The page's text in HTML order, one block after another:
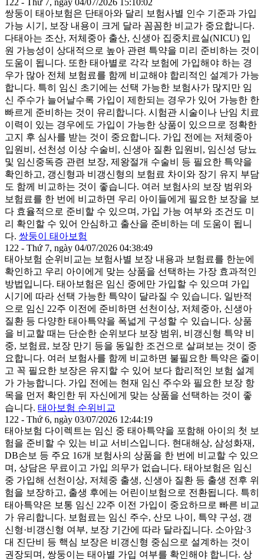
쌍둥이 태아보험은 단태아와 달리 보험사별 인수 기준과 가입
가능 시기, 보장 내용이 크게 달라 꼼꼼한 비교가 중요합니다.
다태아는 조산, 저체중아 출산, 신생아 집중치료실(NICU) 입
원 가능성이 상대적으로 높아 관련 특약을 미리 준비하는 것이
도움이 됩니다. 또한 태아별로 각각 보험에 가입해야 하는 경
우가 많아 전체 보험료를 함께 비교해야 합리적인 설계가 가능
합니다. 특히 임신 초기에는 선택 가능한 보험사가 많지만 임
신 주수가 늘어날수록 가입이 제한되는 경우가 있어 가능한 한
빠르게 준비하는 것이 유리합니다. 시험관 시술이나 난임 치료
이력이 있는 경우에도 가입이 가능한 상품이 있으므로 정확한
고지 후 심사를 받는 것이 중요합니다. 가입 전에는 저체중아
입원비, 선천성 이상 수술비, 신생아 질환 입원비, 임신성 당뇨
및 임신중독증 관련 보장, 제왕절개 수술비 등 필요한 특약을
확인하고, 갱신형과 비갱신형의 보험료 차이와 장기 유지 부담
도 함께 비교하는 것이 좋습니다. 여러 보험사의 보장 범위와
보험료를 한 번에 비교하면 우리 아이들에게 필요한 보장을 보
다 효율적으로 준비할 수 있으며, 가입 가능 여부와 조건도 미
리 확인할 수 있어 안심하고 출산을 준비하는 데 도움이 됩니
다. 쌍둥이 태아보험
122 - Thứ 7, ngày 04/07/2026 04:38:49
태아보험 순위비교는 보험사별 보장 내용과 보험료를 한눈에
확인하고 우리 아이에게 맞는 상품을 선택하는 가장 효과적인
방법입니다. 태아보험은 임신 중에만 가입할 수 있으며 가입
시기에 따라 선택 가능한 특약이 달라질 수 있습니다. 일반적
으로 임신 22주 이전에 준비하면 선천이상, 저체중아, 신생아
질환 등 다양한 태아특약을 폭넓게 구성할 수 있습니다. 상품
을 비교할 때는 단순한 순위보다 보장 범위, 비갱신형 특약 비
중, 보험료, 보장 만기 등을 동일한 조건으로 살펴보는 것이 중
요합니다. 여러 보험사를 함께 비교하면 불필요한 특약은 줄이
고 꼭 필요한 보장은 유지할 수 있어 보다 합리적인 보험 설계
가 가능합니다. 가입 전에는 현재 임신 주수와 필요한 보장 항
목을 먼저 확인한 뒤 자신에게 맞는 상품을 선택하는 것이 좋
습니다. 태아보험 순위비교
122 - Thứ 6, ngày 03/07/2026 12:44:19
태아보험 다이렉트는 임신 중 태아특약을 포함해 아이의 첫 보
험을 준비할 수 있는 비교 서비스입니다. 현대해상, 삼성화재,
DB손보 등 주요 16개 보험사의 상품을 한 번에 비교할 수 있으
며, 상담은 무료이고 가입 의무가 없습니다. 태아보험은 임신
중 가입해 선천이상, 저체중 출생, 신생아 질환 등 출생 전후 위
험을 보장하고, 출생 후에는 어린이보험으로 전환됩니다. 특히
태아특약은 보통 임신 22주 이전 가입이 중요하므로 빠른 비교
가 유리합니다. 보험료는 임신 주수, 산모 나이, 특약 구성, 갱
신형·비갱신형 여부, 보장 기간에 따라 달라집니다. 소아암·3
대 진단비 등 핵심 보장은 비갱신형 중심으로 설계하는 것이
권장되며, 쌍둥이는 태아별 가입 여부를 확인해야 합니다. 상